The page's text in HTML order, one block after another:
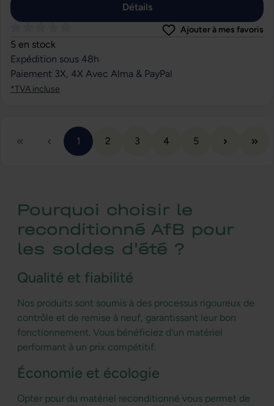
Détails
Note moyenne de 0 sur 5 étoiles
Ajouter à mes favoris
5 en stock
Expédition sous 48h
Paiement 3X, 4X Avec Alma & PayPal
*TVA incluse
Page
1 Page
2 Page
3 Page
4 Page
5
Pourquoi choisir le
reconditionné AfB pour
les soldes d'été ?
Qualité et fiabilité
Nos produits sont soumis à des processus rigoureux de
contrôle et de remise à neuf, garantissant leur bon
fonctionnement. Vous bénéficiez d'un matériel
performant à un prix compétitif.
Économie et écologie
Opter pour du matériel reconditionné vous permet de